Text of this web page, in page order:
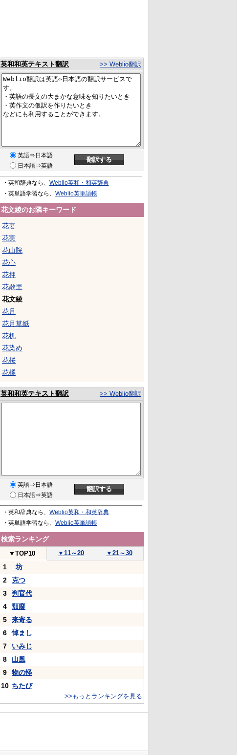
英和和英テキスト翻訳 >> Weblio翻訳
英語⇒日本語
日本語⇒英語
・英和辞典なら、 Weblio英和・和英辞典
・英単語学習なら、 Weblio英単語帳
花文綾のお隣キーワード
花妻
花実
花山院
花心
花押
花散里
花文綾
花月
花月草紙
花机
花染め
花桜
花橘
英和和英テキスト翻訳 >> Weblio翻訳
英語⇒日本語
日本語⇒英語
・英和辞典なら、 Weblio英和・和英辞典
・英単語学習なら、 Weblio英単語帳
検索ランキング
▼ TOP10 ▼ 11～20 ▼ 21～30
1
_坊
2
克つ
3
判官代
4
頽廢
5
来寄る
6
悼まし
7
いみじ
8
山風
9
物の怪
10 ちたび
>>もっとランキングを見る